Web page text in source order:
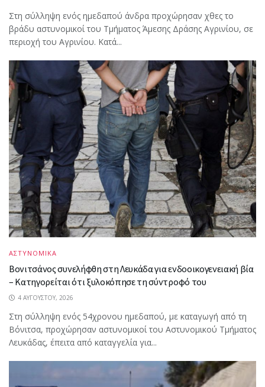
Στη σύλληψη ενός ημεδαπού άνδρα προχώρησαν χθες το
βράδυ αστυνομικοί του Τμήματος Άμεσης Δράσης Αγρινίου, σε
περιοχή του Αγρινίου. Κατά...
ΑΣΤΥΝΟΜΙΚΑ
Βονιτσάνος συνελήφθη στη Λευκάδα για ενδοοικογενειακή βία
– Κατηγορείται ότι ξυλοκόπησε τη σύντροφό του
4 ΑΥΓΟΎΣΤΟΥ, 2026
Στη σύλληψη ενός 54χρονου ημεδαπού, με καταγωγή από τη
Βόνιτσα, προχώρησαν αστυνομικοί του Αστυνομικού Τμήματος
Λευκάδας, έπειτα από καταγγελία για...